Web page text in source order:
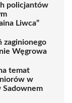
policjantów
Liwca”
zaginionego
Węgrowa
temat
w
Sadownem